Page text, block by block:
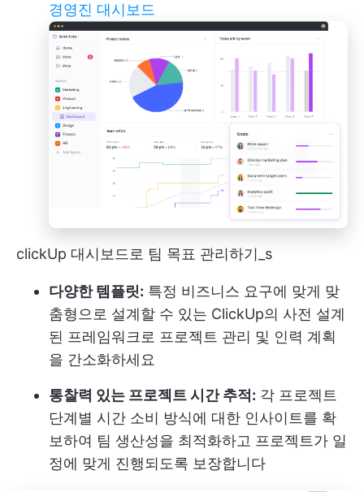
경영진 대시보드
clickUp 대시보드로 팀 목표 관리하기_s
다양한 템플릿: 특정 비즈니스 요구에 맞게 맞
춤형으로 설계할 수 있는 ClickUp의 사전 설계
된 프레임워크로 프로젝트 관리 및 인력 계획
을 간소화하세요
통찰력 있는 프로젝트 시간 추적: 각 프로젝트
단계별 시간 소비 방식에 대한 인사이트를 확
보하여 팀 생산성을 최적화하고 프로젝트가 일
정에 맞게 진행되도록 보장합니다